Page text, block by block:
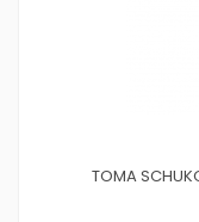
TOMA